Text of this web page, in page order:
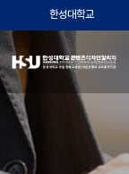
한성대학교